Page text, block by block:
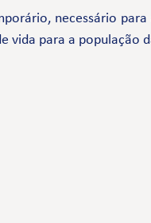
necessário
vida para a população